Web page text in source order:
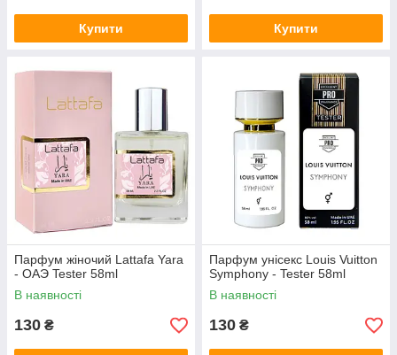
Купити Купити
Парфум жіночий Lattafa Yara
- ОАЭ Tester 58ml
В наявності
130 ₴
Парфум унісекс Louis Vuitton
Symphony - Tester 58ml
В наявності
130 ₴